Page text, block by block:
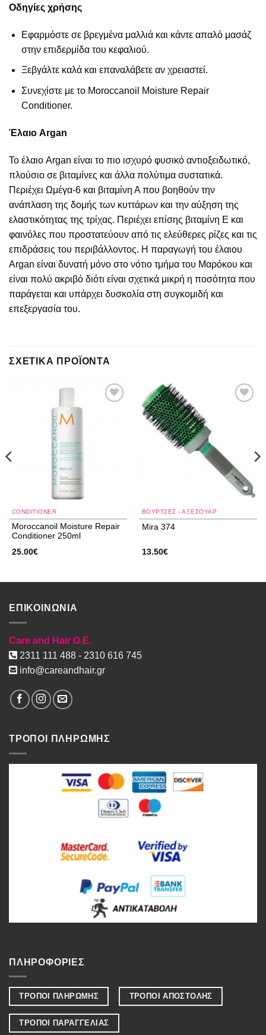
Οδηγίες χρήσης
Εφαρμόστε σε βρεγμένα μαλλιά και κάντε απαλό μασάζ
στην επιδερμίδα του κεφαλιού.
Ξεβγάλτε καλά και επαναλάβετε αν χρειαστεί.
Συνεχίστε με το Moroccanoil Moisture Repair
Conditioner.
Έλαιο Argan
Το έλαιο Argan είναι το πιο ισχυρό φυσικό αντιοξειδωτικό,
πλούσιο σε βιταμίνες και άλλα πολύτιμα συστατικά.
Περιέχει Ωμέγα-6 και βιταμίνη Α που βοηθούν την
ανάπλαση της δομής των κυττάρων και την αύξηση της
ελαστικότητας της τρίχας. Περιέχει επίσης βιταμίνη Ε και
φαινόλες που προστατεύουν από τις ελεύθερες ρίζες και τις
επιδράσεις του περιβάλλοντος. Η παραγωγή του έλαιου
Argan είναι δυνατή μόνο στο νότιο τμήμα του Μαρόκου και
είναι πολύ ακριβό διότι είναι σχετικά μικρή η ποσότητα που
παράγεται και υπάρχει δυσκολία στη συγκομιδή και
επεξεργασία του.
ΣΧΕΤΙΚΆ ΠΡΟΪΌΝΤΑ
CONDITIONER
Moroccanoil Moisture Repair
Conditioner 250ml
25.00€
ΒΟΥΡΤΣΕΣ - ΑΞΕΣΟΥΑΡ
Mira 374
13.50€
ΕΠΙΚΟΙΝΩΝΙΑ
Care and Hair O.E.
2311 111 488 - 2310 616 745
info@careandhair.gr
ΤΡΟΠΟΙ ΠΛΗΡΩΜΗΣ
ΠΛΗΡΟΦΟΡΙΕΣ
ΤΡΟΠΟΙ ΠΛΗΡΩΜΗΣ ΤΡΟΠΟΙ ΑΠΟΣΤΟΛΗΣ
ΤΡΟΠΟΙ ΠΑΡΑΓΓΕΛΙΑΣ